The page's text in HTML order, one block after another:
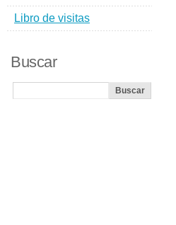
Libro de visitas
Buscar